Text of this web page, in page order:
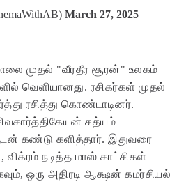
March 27, 2025
முதல் "வீரதீர சூரன்" உலகம்
வெளியானது. ரசிகர்கள் முதல்
ரசித்து கொண்டாடினர்.
சத்யம்
கண்டு களித்தார். இதுவரை
நடித்த மாஸ் காட்சிகள்
ஒரு அதிரடி ஆக்ஷன் கமர்சியல்